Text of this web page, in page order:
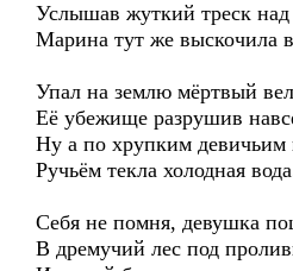
Услышав жуткий треск над
Марина тут же выскочила
Упал на землю мёртвый
Её убежище разрушив
Ну а по хрупким девичьим
Ручьём текла холодная
Себя не помня, девушка
В дремучий лес под